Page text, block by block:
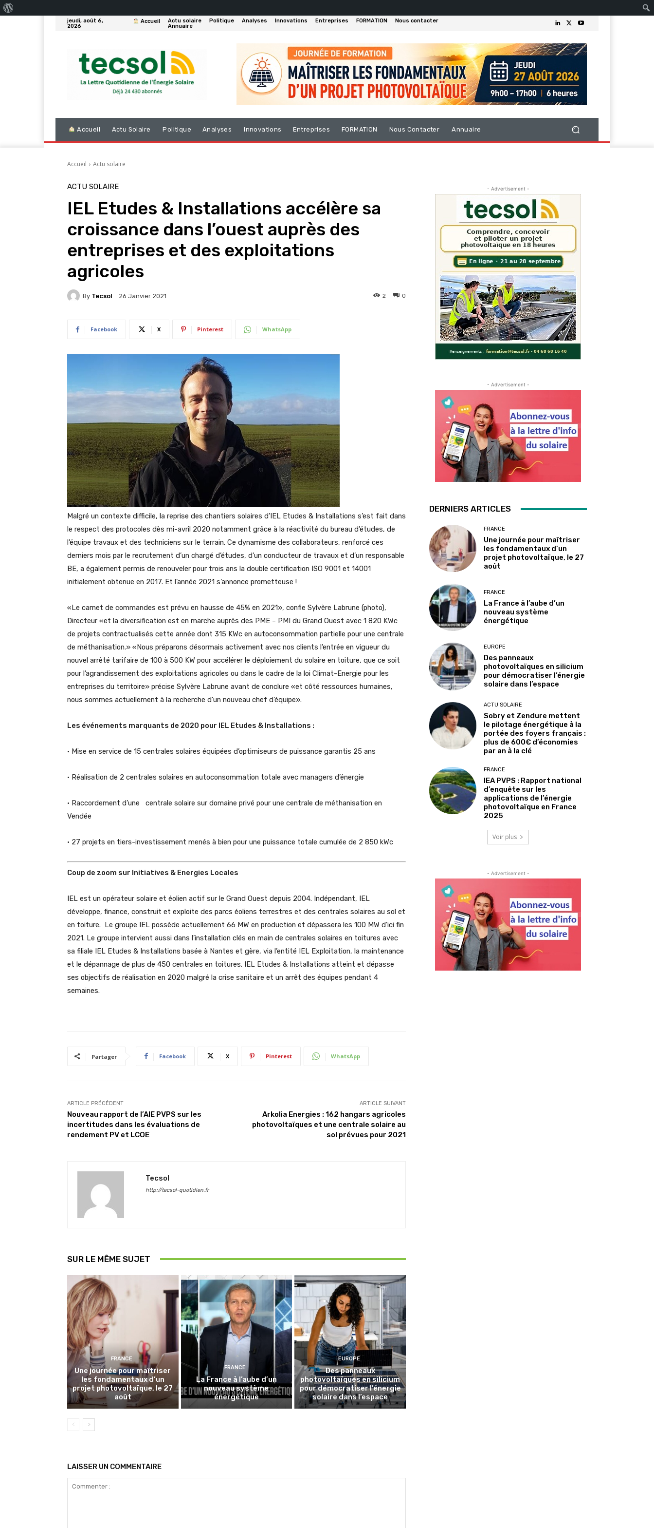
jeudi, août 6,
2026
Accueil Actu solaire Politique Analyses Innovations Entreprises FORMATION
Nous contacter
Annuaire
Accueil Actu Solaire Politique Analyses Innovations Entreprises FORMATION Nous Contacter Annuaire
Accueil Actu solaire
ACTU SOLAIRE
IEL Etudes & Installations accélère sa
croissance dans l’ouest auprès des
entreprises et des exploitations
agricoles
By Tecsol 26 Janvier 2021 0
2
Facebook X Pinterest WhatsApp
Malgré un contexte difficile, la reprise des chantiers solaires d’IEL Etudes & Installations s’est fait dans
le respect des protocoles dès mi-avril 2020 notamment grâce à la réactivité du bureau d’études, de
l’équipe travaux et des techniciens sur le terrain. Ce dynamisme des collaborateurs, renforcé ces
derniers mois par le recrutement d’un chargé d’études, d’un conducteur de travaux et d’un responsable
BE, a également permis de renouveler pour trois ans la double certification ISO 9001 et 14001
initialement obtenue en 2017. Et l’année 2021 s’annonce prometteuse !
«Le carnet de commandes est prévu en hausse de 45% en 2021», confie Sylvère Labrune (photo),
Directeur «et la diversification est en marche auprès des PME – PMI du Grand Ouest avec 1 820 KWc
de projets contractualisés cette année dont 315 KWc en autoconsommation partielle pour une centrale
de méthanisation.» «Nous préparons désormais activement avec nos clients l’entrée en vigueur du
nouvel arrêté tarifaire de 100 à 500 KW pour accélérer le déploiement du solaire en toiture, que ce soit
pour l’agrandissement des exploitations agricoles ou dans le cadre de la loi Climat-Energie pour les
entreprises du territoire» précise Sylvère Labrune avant de conclure «et côté ressources humaines,
nous sommes actuellement à la recherche d’un nouveau chef d’équipe».
Les événements marquants de 2020 pour IEL Etudes & Installations :
• Mise en service de 15 centrales solaires équipées d’optimiseurs de puissance garantis 25 ans
• Réalisation de 2 centrales solaires en autoconsommation totale avec managers d’énergie
• Raccordement d’une centrale solaire sur domaine privé pour une centrale de méthanisation en
Vendée
• 27 projets en tiers-investissement menés à bien pour une puissance totale cumulée de 2 850 kWc
Coup de zoom sur Initiatives & Energies Locales
IEL est un opérateur solaire et éolien actif sur le Grand Ouest depuis 2004. Indépendant, IEL
développe, finance, construit et exploite des parcs éoliens terrestres et des centrales solaires au sol et
en toiture. Le groupe IEL possède actuellement 66 MW en production et dépassera les 100 MW d’ici fin
2021. Le groupe intervient aussi dans l’installation clés en main de centrales solaires en toitures avec
sa filiale IEL Etudes & Installations basée à Nantes et gère, via l’entité IEL Exploitation, la maintenance
et le dépannage de plus de 450 centrales en toitures. IEL Etudes & Installations atteint et dépasse
ses objectifs de réalisation en 2020 malgré la crise sanitaire et un arrêt des équipes pendant 4
semaines.
Partager Facebook X Pinterest WhatsApp
ARTICLE PRÉCÉDENT
Nouveau rapport de l’AIE PVPS sur les
incertitudes dans les évaluations de
rendement PV et LCOE
ARTICLE SUIVANT
Arkolia Energies : 162 hangars agricoles
photovoltaïques et une centrale solaire au
sol prévues pour 2021
Tecsol
http://tecsol-quotidien.fr
SUR LE MÊME SUJET
FRANCE
Une journée pour maîtriser
les fondamentaux d’un
projet photovoltaïque, le 27
août
FRANCE
La France à l’aube d’un
nouveau système
énergétique
EUROPE
Des panneaux
photovoltaïques en silicium
pour démocratiser l’énergie
solaire dans l’espace
LAISSER UN COMMENTAIRE
- Advertisement -
- Advertisement -
DERNIERS ARTICLES
FRANCE
Une journée pour maîtriser
les fondamentaux d’un
projet photovoltaïque, le 27
août
FRANCE
La France à l’aube d’un
nouveau système
énergétique
EUROPE
Des panneaux
photovoltaïques en silicium
pour démocratiser l’énergie
solaire dans l’espace
ACTU SOLAIRE
Sobry et Zendure mettent
le pilotage énergétique à la
portée des foyers français :
plus de 600€ d’économies
par an à la clé
FRANCE
IEA PVPS : Rapport national
d’enquête sur les
applications de l’énergie
photovoltaïque en France
2025
Voir plus
- Advertisement -